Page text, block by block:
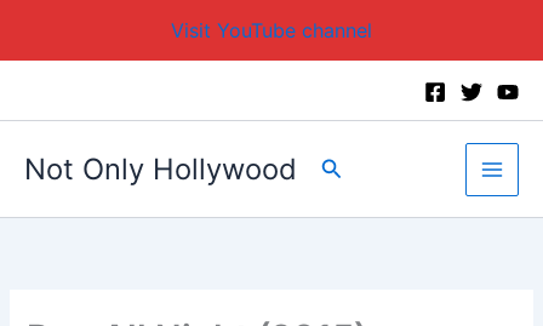
Visit YouTube channel
Not Only Hollywood Search